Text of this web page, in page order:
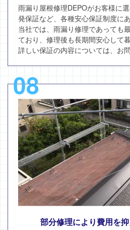
雨漏り屋根修理DEPOがお客様に
発保証など、各種安心保証制度にあ
当社では、雨漏り修理であっても
ており、修理後も長期間安心して
詳しい保証の内容については、お
08
部分修理により費用を